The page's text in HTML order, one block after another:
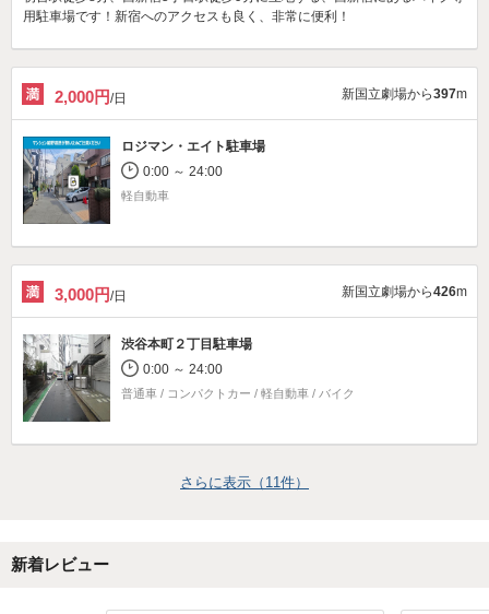
用駐車場です！新宿へのアクセスも良く、非常に便利！
2,000円/日 新国立劇場から397m
ロジマン・エイト駐車場
0:00 ～ 24:00
軽自動車
3,000円/日 新国立劇場から426m
渋谷本町２丁目駐車場
0:00 ～ 24:00
普通車 / コンパクトカー / 軽自動車 / バイク
さらに表示（ 11件）
新着レビュー